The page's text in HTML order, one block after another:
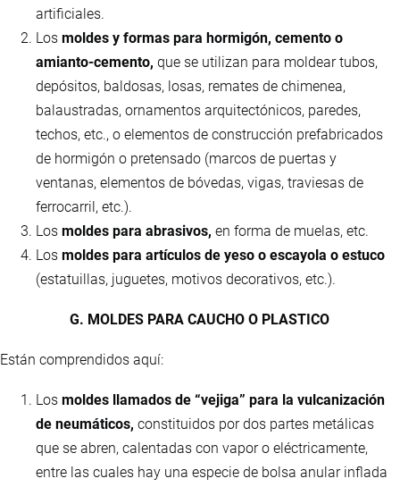
artificiales.
Los moldes y formas para hormigón, cemento o
amianto-cemento, que se utilizan para moldear tubos,
depósitos, baldosas, losas, remates de chimenea,
balaustradas, ornamentos arquitectónicos, paredes,
techos, etc., o elementos de construcción prefabricados
de hormigón o pretensado (marcos de puertas y
ventanas, elementos de bóvedas, vigas, traviesas de
ferrocarril, etc.).
Los moldes para abrasivos, en forma de muelas, etc.
Los moldes para artículos de yeso o escayola o estuco
(estatuillas, juguetes, motivos decorativos, etc.).
G. MOLDES PARA CAUCHO O PLASTICO
Están comprendidos aquí:
Los moldes llamados de “vejiga” para la vulcanización
de neumáticos, constituidos por dos partes metálicas
que se abren, calentadas con vapor o eléctricamente,
entre las cuales hay una especie de bolsa anular inflada